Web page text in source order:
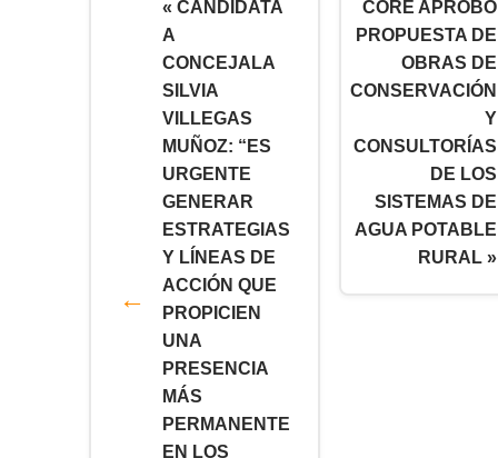
« CANDIDATA
A
CONCEJALA
SILVIA
VILLEGAS
MUÑOZ: “ES
URGENTE
GENERAR
ESTRATEGIAS
Y LÍNEAS DE
ACCIÓN QUE
PROPICIEN
UNA
PRESENCIA
MÁS
PERMANENTE
EN LOS
CORE APROBÓ
PROPUESTA DE
OBRAS DE
CONSERVACIÓN
Y
CONSULTORÍAS
DE LOS
SISTEMAS DE
AGUA POTABLE
RURAL »